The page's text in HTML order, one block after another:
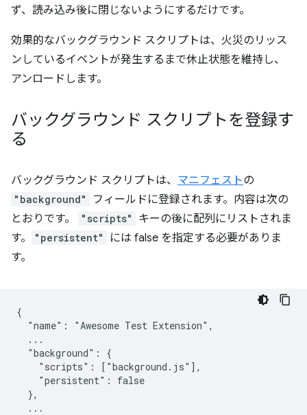
ず、読み込み後に閉じないようにするだけです。
効果的なバックグラウンド スクリプトは、火災のリッス
ンしているイベントが発生するまで休止状態を維持し、
アンロードします。
バックグラウンド スクリプトを登録す
る
バックグラウンド スクリプトは、 マニフェストの
"background"
フィールドに登録されます。内容は次の
とおりです。
"scripts"
キーの後に配列にリストされま
す。
"persistent"
には false を指定する必要がありま
す。
{
  "name": "Awesome Test Extension",
  ...
  "background": {
    "scripts": ["background.js"],
    "persistent": false
  },
  ...